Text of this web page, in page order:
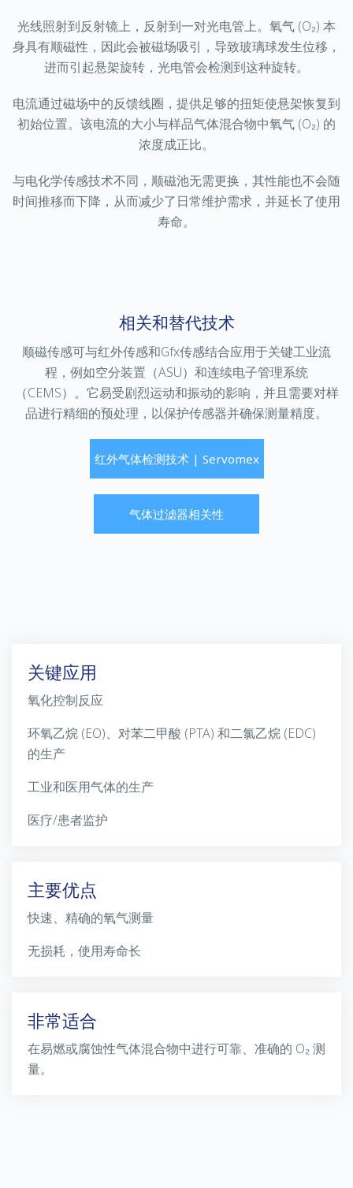
光线照射到反射镜上，反射到一对光电管上。氧气 (O₂) 本
身具有顺磁性，因此会被磁场吸引，导致玻璃球发生位移，
进而引起悬架旋转，光电管会检测到这种旋转。
电流通过磁场中的反馈线圈，提供足够的扭矩使悬架恢复到
初始位置。该电流的大小与样品气体混合物中氧气 (O₂) 的
浓度成正比。
与电化学传感技术不同，顺磁池无需更换，其性能也不会随
时间推移而下降，从而减少了日常维护需求，并延长了使用
寿命。
相关和替代技术
顺磁传感可与红外传感和Gfx传感结合应用于关键工业流
程，例如空分装置（ASU）和连续电子管理系统
（CEMS）。它易受剧烈运动和振动的影响，并且需要对样
品进行精细的预处理，以保护传感器并确保测量精度。
红外气体检测技术 | Servomex
气体过滤器相关性
关键应用
氧化控制反应
环氧乙烷 (EO)、对苯二甲酸 (PTA) 和二氯乙烷 (EDC)
的生产
工业和医用气体的生产
医疗/患者监护
主要优点
快速、精确的氧气测量
无损耗，使用寿命长
非常适合
在易燃或腐蚀性气体混合物中进行可靠、准确的 O₂测
量。